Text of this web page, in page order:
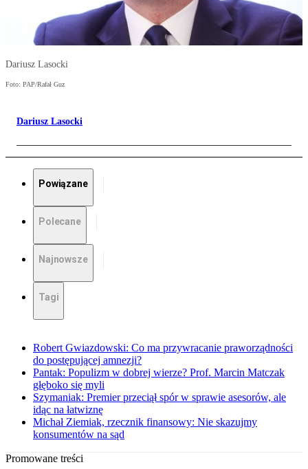
Dariusz Lasocki
Foto: PAP/Rafał Guz
Dariusz Lasocki
Powiązane
Polecane
Najnowsze
Tagi
Robert Gwiazdowski: Co ma przywracanie praworządności
do postępującej amnezji?
Pantak: Populizm w dobrej wierze? Prof. Marcin Matczak
głęboko się myli
Szymaniak: Premier przeciął spór w sprawie asesorów, ale
idąc na łatwiznę
Michał Ziemiak, rzecznik finansowy: Nie skazujmy
konsumentów na sąd
Promowane treści